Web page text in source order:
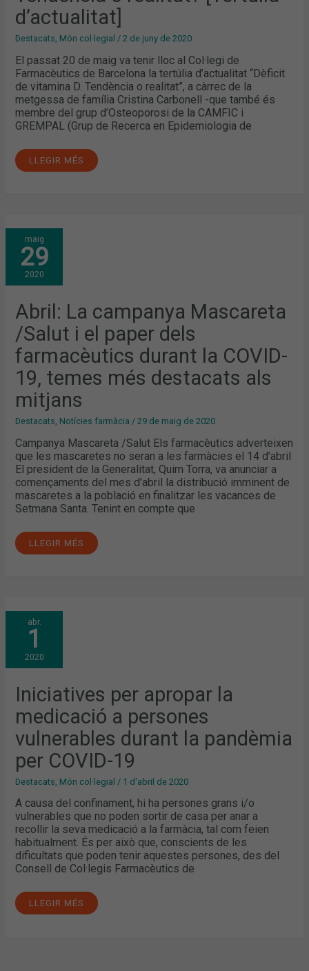
d’actualitat]
Destacats, Món col·legial /2 de juny de 2020
El passat 20 de maig va tenir lloc al Col·legi de
Farmacèutics de Barcelona la tertúlia d’actualitat “Dèficit
de vitamina D. Tendència o realitat”, a càrrec de la
metgessa de família Cristina Carbonell -que també és
membre del grup d’Osteoporosi de la CAMFIC i
GREMPAL (Grup de Recerca en Epidemiologia de
LLEGIR MÉS
maig
29
2020
Abril: La campanya Mascareta
/Salut i el paper dels
farmacèutics durant la COVID-
19, temes més destacats als
mitjans
Destacats Notícies farmàcia /29 de maig de 2020
Campanya Mascareta /Salut Els farmacèutics adverteixen
que les mascaretes no seran a les farmàcies el 14 d’abril
El president de la Generalitat, Quim Torra, va anunciar a
començaments del mes d’abril la distribució imminent de
mascaretes a la població en finalitzar les vacances de
Setmana Santa. Tenint en compte que
ABRIL:
LA
CAMPANYA
MASCARETA
/SALUT
I
EL
DELS
FARMACÈUTICS
DURANT
LA
COVID-
TEMES
MÉS
DESTACATS
ALS
MITJANS
LLEGIR MÉS
abr.
1
2020
Iniciatives per apropar la
medicació a persones
vulnerables durant la pandèmia
per COVID-19
Destacats Món col·legial / 1 d'abril de 2020
A causa del confinament, hi ha persones grans i/o
vulnerables que no poden sortir de casa per anar a
recollir la seva medicació a la farmàcia, tal com feien
habitualment. És per això que, conscients de les
dificultats que poden tenir aquestes persones, des del
Consell de Col·legis Farmacèutics de
INICIATIVES
PER
APROPAR
MEDICACIÓ
A
PERSONES
DURANT
LA
PANDÈMIA
PER
COVID-
19
LLEGIR MÉS